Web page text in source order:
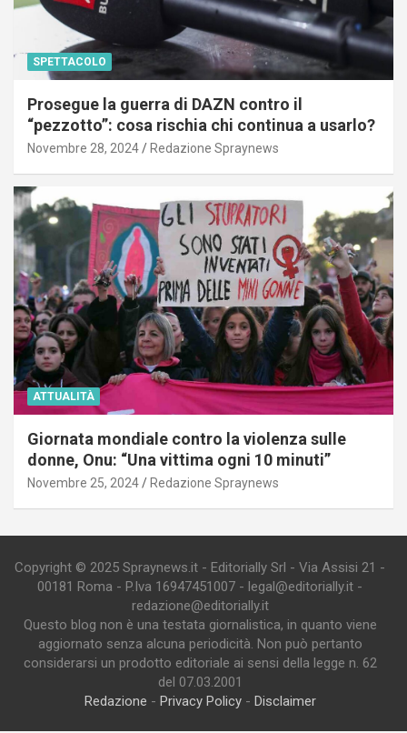
SPETTACOLO
Prosegue la guerra di DAZN contro il
“pezzotto”: cosa rischia chi continua a usarlo?
Novembre 28, 2024 Redazione Spraynews
ATTUALITÀ
Giornata mondiale contro la violenza sulle
donne, Onu: “Una vittima ogni 10 minuti”
Novembre 25, 2024 Redazione Spraynews
Copyright © 2025 Spraynews.it - Editorially Srl - Via Assisi 21 -
00181 Roma - P.Iva 16947451007 - legal@editorially.it -
redazione@editorially.it
Questo blog non è una testata giornalistica, in quanto viene
aggiornato senza alcuna periodicità. Non può pertanto
considerarsi un prodotto editoriale ai sensi della legge n. 62
del 07.03.2001
Redazione - Privacy Policy- Disclaimer